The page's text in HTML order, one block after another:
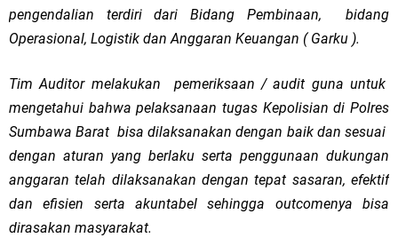
pengendalian terdiri dari Bidang Pembinaan, bidang
Operasional, Logistik dan Anggaran Keuangan ( Garku ).
Tim Auditor melakukan pemeriksaan / audit guna untuk
mengetahui bahwa pelaksanaan tugas Kepolisian di Polres
Sumbawa Barat bisa dilaksanakan dengan baik dan sesuai
dengan aturan yang berlaku serta penggunaan dukungan
anggaran telah dilaksanakan dengan tepat sasaran, efektif
dan efisien serta akuntabel sehingga outcomenya bisa
dirasakan masyarakat.